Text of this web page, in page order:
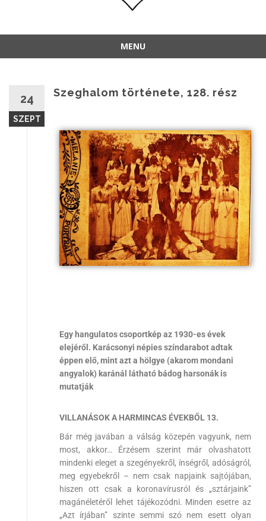
MENU
24
SZEPT
Szeghalom története, 128. rész
Egy hangulatos csoportkép az 1930-es évek
elejéről. Karácsonyi népies színdarabot adtak
éppen elő, mint azt a hölgye (akarom mondani
angyalok) karánál látható bádog harsonák is
mutatják
VILLANÁSOK A HARMINCAS ÉVEKBŐL 13.
Bár még javában a válság közepén vagyunk, nem
most, akkor… Érzésem szerint már olvashatott
mindenki eleget a szegényekről, ínségről, adóságról,
meg egyebekről – nem csak napjaink sajtójában,
hiszen ott csak a koronavírusról és „sztárjaink”
magánéletéről lehet tájékozódni. Minden esetre az
„Azt írjában” szinte semmi szó nem esett olyan